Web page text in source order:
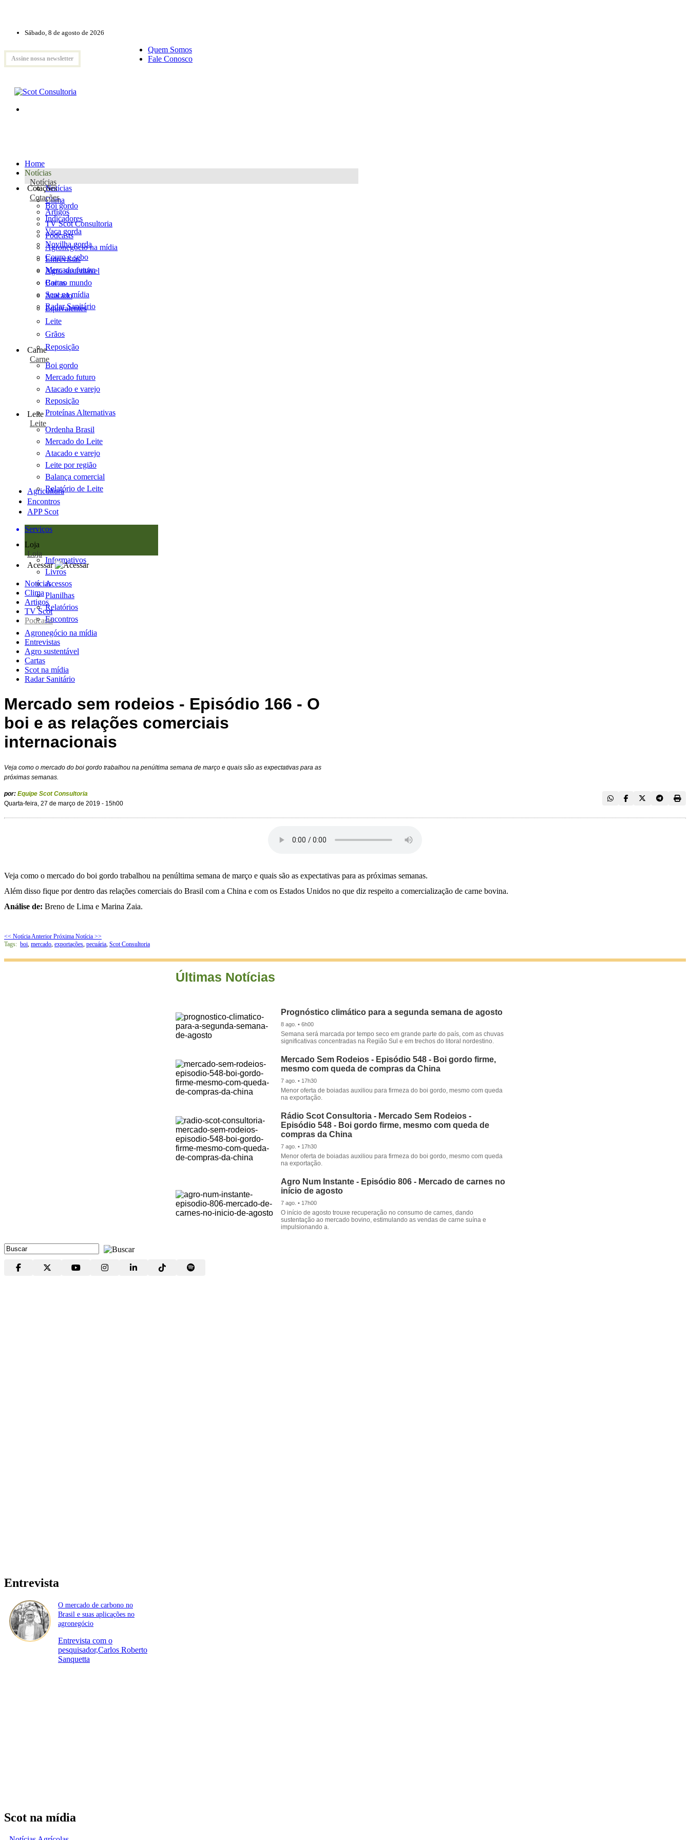
Sábado, 8 de agosto de 2026
Assine nossa newsletter
Quem Somos
Fale Conosco
Home
Notícias
Notícias
Notícias
Clima
Artigos
TV Scot Consultoria
Podcasts
Agronegócio na mídia
Entrevistas
Agro sustentável
Cartas
Scot na mídia
Radar Sanitário
Cotações
Cotações
Boi gordo
Indicadores
Vaca gorda
Novilha gorda
Couro e sebo
Mercado futuro
Boi no mundo
Atacado
Equivalentes
Leite
Grãos
Reposição
Carne
Carne
Boi gordo
Mercado futuro
Atacado e varejo
Reposição
Proteínas Alternativas
Leite
Leite
Ordenha Brasil
Mercado do Leite
Atacado e varejo
Leite por região
Balança comercial
Relatório de Leite
Agricultura
Encontros
APP Scot
Serviços
Loja
Loja
Informativos
Livros
Acessos
Planilhas
Relatórios
Encontros
Acessar
Notícias
Clima
Artigos
TV Scot
Podcasts
Agronegócio na mídia
Entrevistas
Agro sustentável
Cartas
Scot na mídia
Radar Sanitário
Mercado sem rodeios - Episódio 166 - O
boi e as relações comerciais
internacionais
Veja como o mercado do boi gordo trabalhou na penúltima semana de março e quais são as expectativas para as
próximas semanas.
por: Equipe Scot Consultoria
Quarta-feira, 27 de março de 2019 - 15h00
Veja como o mercado do boi gordo trabalhou na penúltima semana de março e quais são as expectativas para as próximas semanas.
Além disso fique por dentro das relações comerciais do Brasil com a China e com os Estados Unidos no que diz respeito a comercialização de carne bovina.
Análise de: Breno de Lima e Marina Zaia.
<< Notícia Anterior Próxima Notícia >>
Tags: boi, mercado, exportações, pecuária, Scot Consultoria
Últimas Notícias
Prognóstico climático para a segunda semana de agosto
8 ago. • 6h00
Semana será marcada por tempo seco em grande parte do país, com as chuvas
significativas concentradas na Região Sul e em trechos do litoral nordestino.
Mercado Sem Rodeios - Episódio 548 - Boi gordo firme,
mesmo com queda de compras da China
7 ago. • 17h30
Menor oferta de boiadas auxiliou para firmeza do boi gordo, mesmo com queda
na exportação.
Rádio Scot Consultoria - Mercado Sem Rodeios -
Episódio 548 - Boi gordo firme, mesmo com queda de
compras da China
7 ago. • 17h30
Menor oferta de boiadas auxiliou para firmeza do boi gordo, mesmo com queda
na exportação.
Agro Num Instante - Episódio 806 - Mercado de carnes no
início de agosto
7 ago. • 17h00
O início de agosto trouxe recuperação no consumo de carnes, dando
sustentação ao mercado bovino, estimulando as vendas de carne suína e
impulsionando a.
Entrevista
O mercado de carbono no
Brasil e suas aplicações no
agronegócio
Entrevista com o
pesquisador,Carlos Roberto
Sanquetta
Scot na mídia